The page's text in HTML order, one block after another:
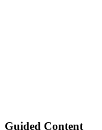
Guided Content